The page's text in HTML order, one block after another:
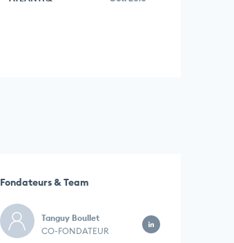
Fondateurs & Team
Tanguy Boullet
CO-FONDATEUR